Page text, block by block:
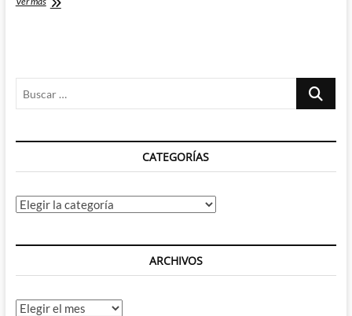
Buscar
CATEGORÍAS
Categorías
ARCHIVOS
Archivos